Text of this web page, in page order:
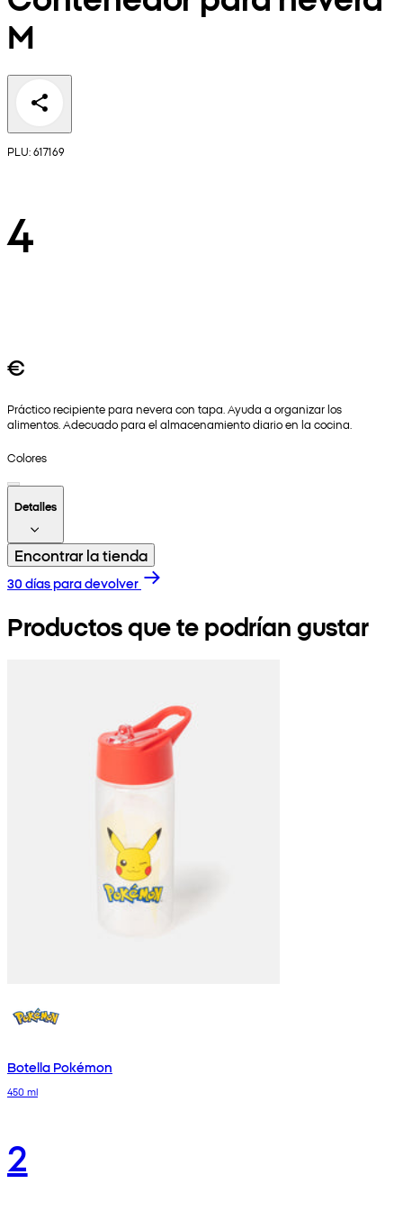
M
PLU: 617169
4
€
Práctico recipiente para nevera con tapa. Ayuda a organizar los
alimentos. Adecuado para el almacenamiento diario en la cocina.
Colores
Detalles
Encontrar la tienda
30 días para devolver
Productos que te podrían gustar
Botella Pokémon
450 ml
2